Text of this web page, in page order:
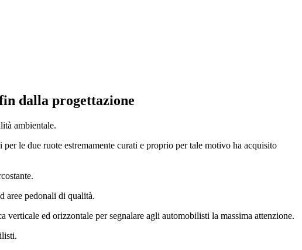
dalla progettazione
ambientale.
per le due ruote estremamente curati e proprio per tale motivo ha acquisito
aree pedonali di qualità.
verticale ed orizzontale per segnalare agli automobilisti la massima attenzione.